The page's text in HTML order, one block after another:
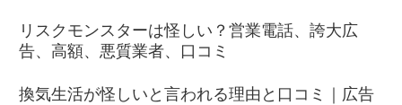
リスクモンスターは怪しい？営業電話、誇大広
告、高額、悪質業者、口コミ
換気生活が怪しいと言われる理由と口コミ｜広告